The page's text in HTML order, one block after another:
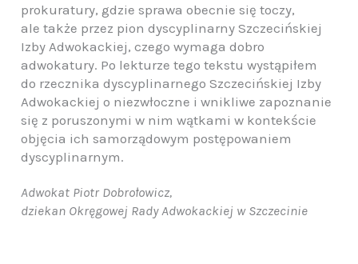
prokuratury, gdzie sprawa obecnie się toczy,
ale także przez pion dyscyplinarny Szczecińskiej
Izby Adwokackiej, czego wymaga dobro
adwokatury. Po lekturze tego tekstu wystąpiłem
do rzecznika dyscyplinarnego Szczecińskiej Izby
Adwokackiej o niezwłoczne i wnikliwe zapoznanie
się z poruszonymi w nim wątkami w kontekście
objęcia ich samorządowym postępowaniem
dyscyplinarnym.
Adwokat Piotr Dobrołowicz,
dziekan Okręgowej Rady Adwokackiej w Szczecinie